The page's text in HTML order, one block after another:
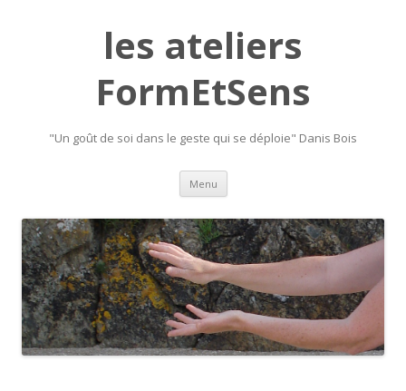
les ateliers
FormEtSens
"Un goût de soi dans le geste qui se déploie" Danis Bois
Menu Skip
content